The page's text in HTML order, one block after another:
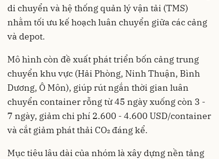
di chuyển và hệ thống quản lý vận tải (TMS)
nhằm tối ưu kế hoạch luân chuyển giữa các cảng
và depot.
Mô hình còn đề xuất phát triển bốn cảng trung
chuyển khu vực (Hải Phòng, Ninh Thuận, Bình
Dương, Ô Môn), giúp rút ngắn thời gian luân
chuyển container rỗng từ 45 ngày xuống còn 3 -
7 ngày, giảm chi phí 2.600 - 4.600 USD/container
và cắt giảm phát thải CO₂ đáng kể.
Mục tiêu lâu dài của nhóm là xây dựng nền tảng